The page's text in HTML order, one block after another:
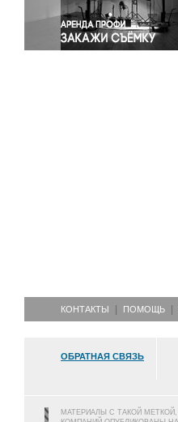
Экономика и бизнес
КОНТАКТЫ ПОМОЩЬ
ОБРАТНАЯ СВЯЗЬ
МАТЕРИАЛЫ С ТАКОЙ